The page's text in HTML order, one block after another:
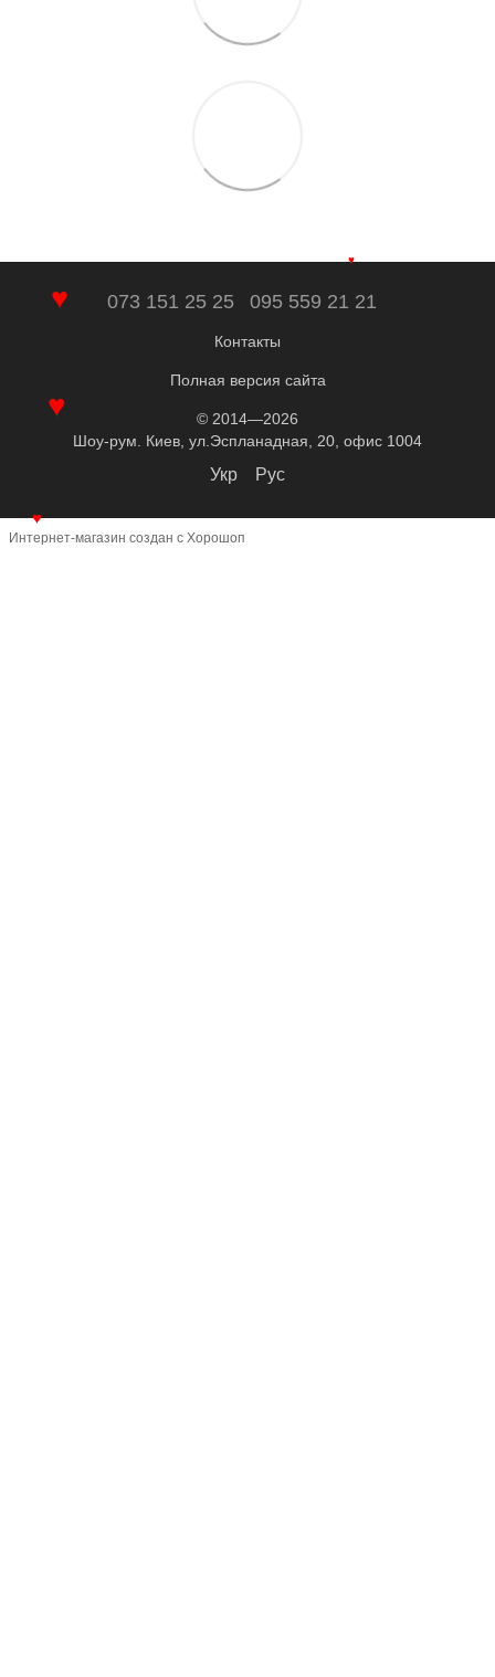
073 151 25 25 095 559 21 21
Контакты
Полная версия сайта
© 2014—2026
Шоу-рум. Киев, ул.Эспланадная, 20, офис 1004
Укр Рус
Интернет-магазин создан с Хорошоп
♥